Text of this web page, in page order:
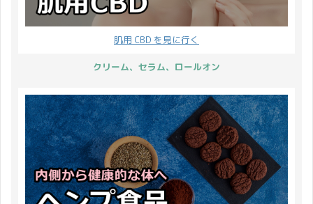
肌用 CBD を見に行く
クリーム、セラム、ロールオン